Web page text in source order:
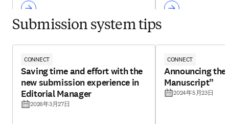
Submission system tips
CONNECT
Saving time and effort with the
new submission experience in
Editorial Manager
2026年3月27日
CONNECT
Announcing the
Manuscript”
2024年5月23日